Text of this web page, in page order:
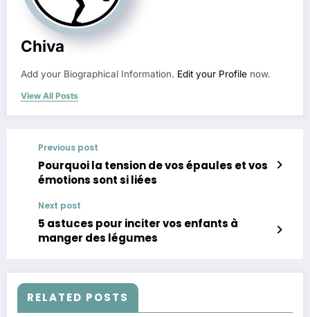
Chiva
Add your Biographical Information. Edit your Profile now.
View All Posts
Previous post
Pourquoi la tension de vos épaules et vos
émotions sont si liées
Next post
5 astuces pour inciter vos enfants à
manger des légumes
RELATED POSTS